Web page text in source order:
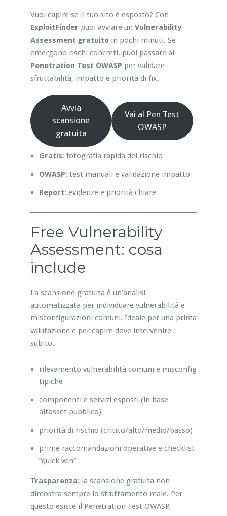
Vuoi capire se il tuo sito è esposto? Con
ExploitFinder puoi avviare un Vulnerability
Assessment gratuitoin pochi minuti. Se
emergono rischi concreti, puoi passare al
Penetration Test OWASP per validare
sfruttabilità, impatto e priorità di fix.
Avvia
scansione
gratuita
Vai al Pen Test
OWASP
Gratis: fotografia rapida del rischio
OWASP: test manuali e validazione impatto
Report: evidenze e priorità chiare
Free Vulnerability
Assessment: cosa
include
La scansione gratuita è un’analisi
automatizzata per individuare vulnerabilità e
misconfigurazioni comuni. Ideale per una prima
valutazione e per capire dove intervenire
subito.
rilevamento vulnerabilità comuni e misconfig
tipiche
componenti e servizi esposti (in base
all’asset pubblico)
priorità di rischio (critico/alto/medio/basso)
prime raccomandazioni operative e checklist
“quick win”
Trasparenza: la scansione gratuita non
dimostra sempre lo sfruttamento reale. Per
questo esiste il Penetration Test OWASP.